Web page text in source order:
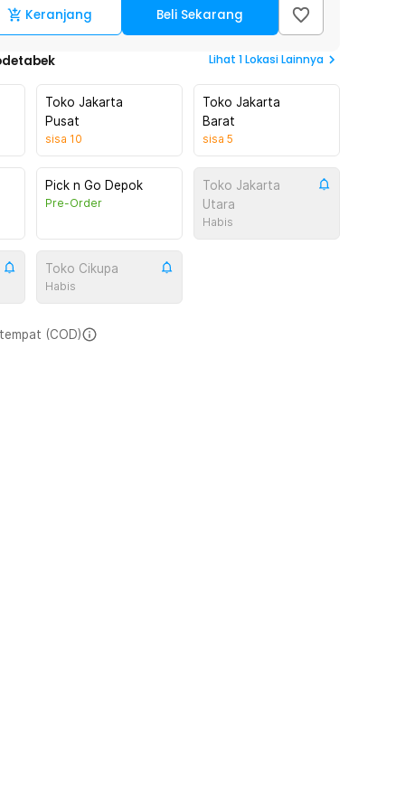
Keranjang Beli Sekarang
Lihat 1Lokasi Lainnya
Toko Jakarta
Pusat
sisa 10
Toko Jakarta
Barat
sisa 5
Pick n Go Depok
Pre-Order
Toko Jakarta
Utara
Habis
Toko Cikupa
Habis
(COD)